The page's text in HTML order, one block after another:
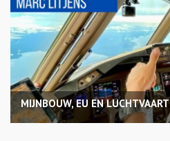
MIJNBOUW, EU EN LUCHTVAART